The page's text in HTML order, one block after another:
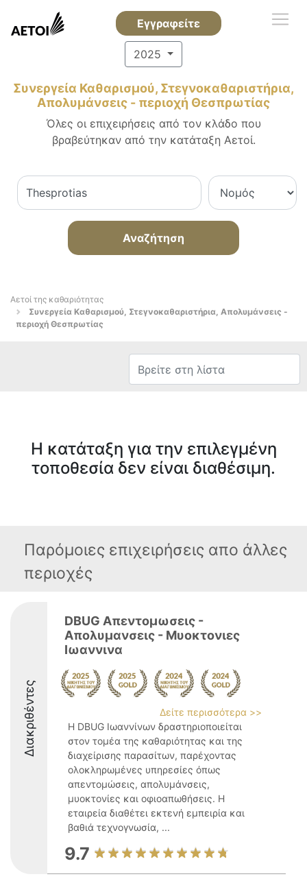
Εγγραφείτε
2025
Συνεργεία Καθαρισμού, Στεγνοκαθαριστήρια,
Απολυμάνσεις - περιοχή Θεσπρωτίας
Όλες οι επιχειρήσεις από τον κλάδο που
βραβεύτηκαν από την κατάταξη Αετοί.
Αναζήτηση
Αετοί της καθαριότητας
Συνεργεία Καθαρισμού, Στεγνοκαθαριστήρια, Απολυμάνσεις -
περιοχή Θεσπρωτίας
Η κατάταξη για την επιλεγμένη
τοποθεσία δεν είναι διαθέσιμη.
Παρόμοιες επιχειρήσεις απο άλλες
περιοχές
Διακριθέντες
DBUG Απεντομωσεις -
Απολυμανσεις - Μυοκτονιες
Ιωαννινα
Δείτε περισσότερα >>
Η DBUG Ιωαννίνων δραστηριοποιείται
στον τομέα της καθαριότητας και της
διαχείρισης παρασίτων, παρέχοντας
ολοκληρωμένες υπηρεσίες όπως
απεντομώσεις, απολυμάνσεις,
μυοκτονίες και οφιοαπωθήσεις. Η
εταιρεία διαθέτει εκτενή εμπειρία και
βαθιά τεχνογνωσία, ...
9.7